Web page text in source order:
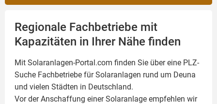
Regionale Fachbetriebe mit
Kapazitäten in Ihrer Nähe finden
Mit Solaranlagen-Portal.com finden Sie über eine PLZ-
Suche Fachbetriebe fürSolaranlagen rund um Deuna
und vielen Städten in Deutschland.
Vor der Anschaffung einer Solaranlage empfehlen wir